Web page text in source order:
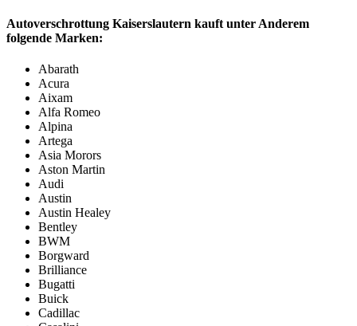
Autoverschrottung Kaiserslautern kauft unter Anderem
folgende Marken:
Abarath
Acura
Aixam
Alfa Romeo
Alpina
Artega
Asia Morors
Aston Martin
Audi
Austin
Austin Healey
Bentley
BWM
Borgward
Brilliance
Bugatti
Buick
Cadillac